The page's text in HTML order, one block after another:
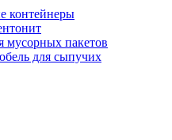
контейнеры
мусорных пакетов
для сыпучих